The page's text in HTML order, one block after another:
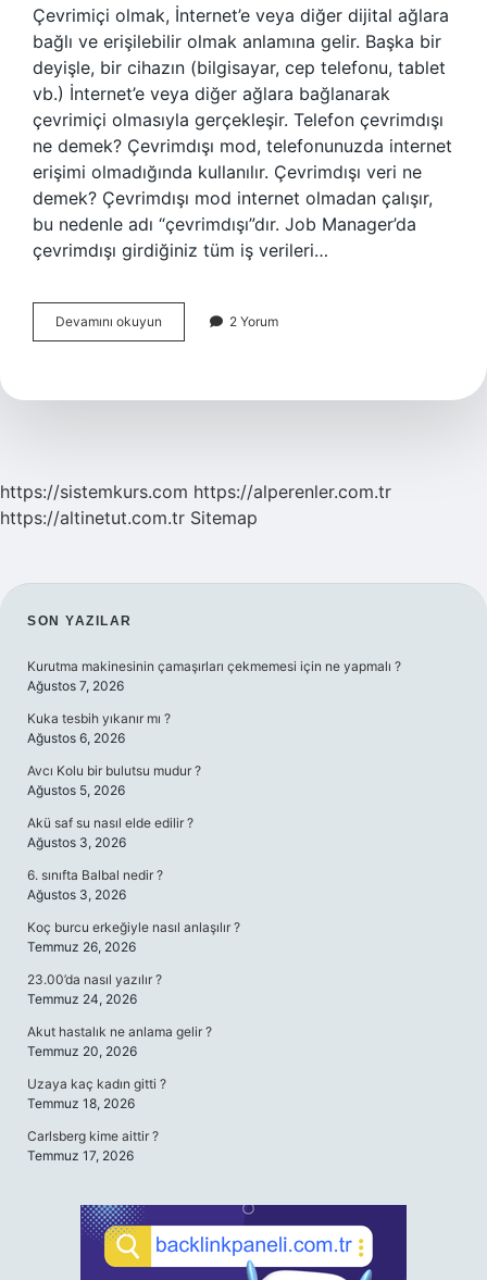
Çevrimiçi olmak, İnternet’e veya diğer dijital ağlara
bağlı ve erişilebilir olmak anlamına gelir. Başka bir
deyişle, bir cihazın (bilgisayar, cep telefonu, tablet
vb.) İnternet’e veya diğer ağlara bağlanarak
çevrimiçi olmasıyla gerçekleşir. Telefon çevrimdışı
ne demek? Çevrimdışı mod, telefonunuzda internet
erişimi olmadığında kullanılır. Çevrimdışı veri ne
demek? Çevrimdışı mod internet olmadan çalışır,
bu nedenle adı “çevrimdışı”dır. Job Manager’da
çevrimdışı girdiğiniz tüm iş verileri…
Devamını okuyun Çevrimiçi
Ve
Demek
2 Yorum
https://sistemkurs.com https://alperenler.com.tr
https://altinetut.com.tr Sitemap
SIDEBAR
SON YAZILAR
Kurutma makinesinin çamaşırları çekmemesi için ne yapmalı ?
Ağustos 7, 2026
Kuka tesbih yıkanır mı ?
Ağustos 6, 2026
Avcı Kolu bir bulutsu mudur ?
Ağustos 5, 2026
Akü saf su nasıl elde edilir ?
Ağustos 3, 2026
6. sınıfta Balbal nedir ?
Ağustos 3, 2026
Koç burcu erkeğiyle nasıl anlaşılır ?
Temmuz 26, 2026
23.00’da nasıl yazılır ?
Temmuz 24, 2026
Akut hastalık ne anlama gelir ?
Temmuz 20, 2026
Uzaya kaç kadın gitti ?
Temmuz 18, 2026
Carlsberg kime aittir ?
Temmuz 17, 2026